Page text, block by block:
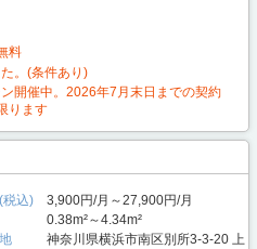
料
。(条件あり)
開催中。2026年7月末日までの契約
ります
税込)
3,900円/月～27,900円/月
0.38m²～4.34m²
神奈川県横浜市南区別所3-3-20 上